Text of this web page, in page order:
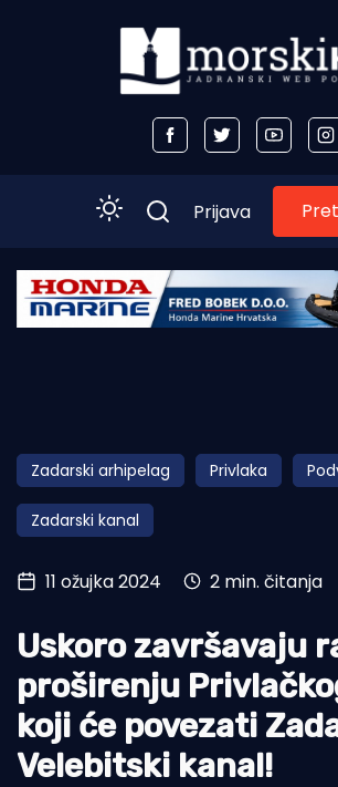
Početna
Obala
Otoci
Turizam i nautika
Pomorstvo
Ekologija
Tradicija i kultura
Prijava
Zadarski arhipelag Privlaka
Zadarski kanal
11 ožujka 2024 2 min. čitanja
Uskoro završavaju
proširenju
koji će povezati
Velebitski kanal!